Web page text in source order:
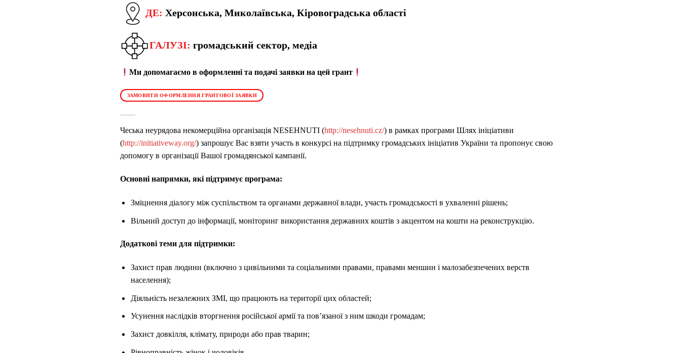
ДЕ: Херсонська, Миколаївська, Кіровоградська області
ГАЛУЗІ: громадський сектор, медіа
Ми допомагаємо в оформленні та подачі заявки на цей грант
ЗАМОВИТИ ОФОРМЛЕННЯ ГРАНТОВОЇ ЗАЯВКИ
Чеська неурядова некомерційна організація NESEHNUTI (http://nesehnuti.cz/) в рамках програми Шлях ініціативи
(http://initiativeway.org/) запрошує Вас взяти участь в конкурсі на підтримку громадських ініціатив України та пропонує свою
допомогу в організації Вашої громадянської кампанії.
Основні напрямки, які підтримує програма:
Зміцнення діалогу між суспільством та органами державної влади, участь громадськості в ухваленні рішень;
Вільний доступ до інформації, моніторинг використання державних коштів з акцентом на кошти на реконструкцію.
Додаткові теми для підтримки:
Захист прав людини (включно з цивільними та соціальними правами, правами меншин і малозабезпечених верств
населення);
Діяльність незалежних ЗМІ, що працюють на території цих областей;
Усунення наслідків вторгнення російської армії та пов’язаної з ним шкоди громадам;
Захист довкілля, клімату, природи або прав тварин;